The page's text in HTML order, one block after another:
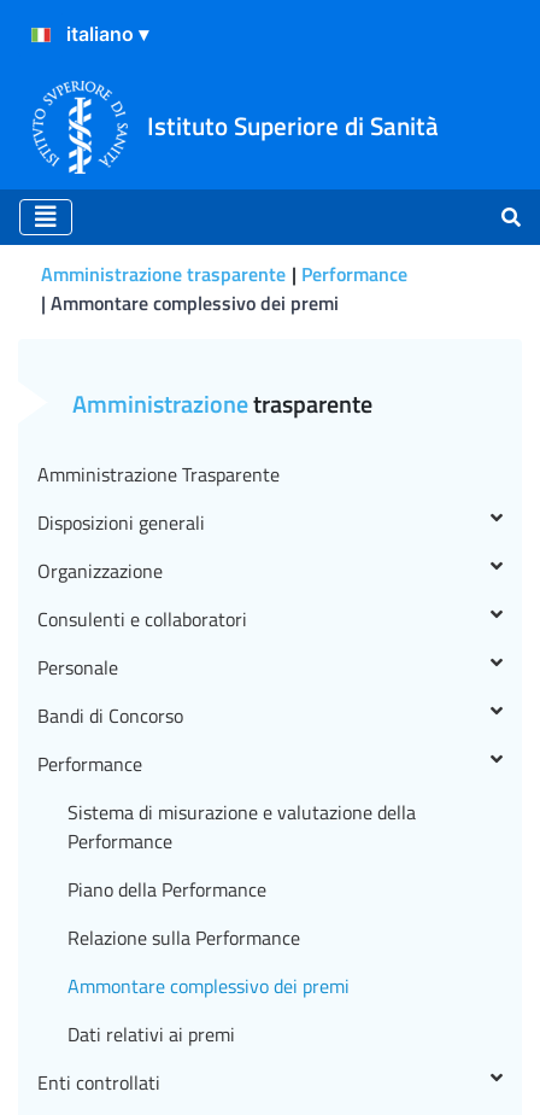
Istituto Superiore di Sanità
Amministrazione trasparente Performance
Ammontare complessivo dei premi
Amministrazionetrasparente
Amministrazione Trasparente
Disposizioni generali
Organizzazione
Consulenti e collaboratori
Personale
Bandi di Concorso
Performance
Sistema di misurazione e valutazione della
Performance
Piano della Performance
Relazione sulla Performance
Ammontare complessivo dei premi
Dati relativi ai premi
Enti controllati